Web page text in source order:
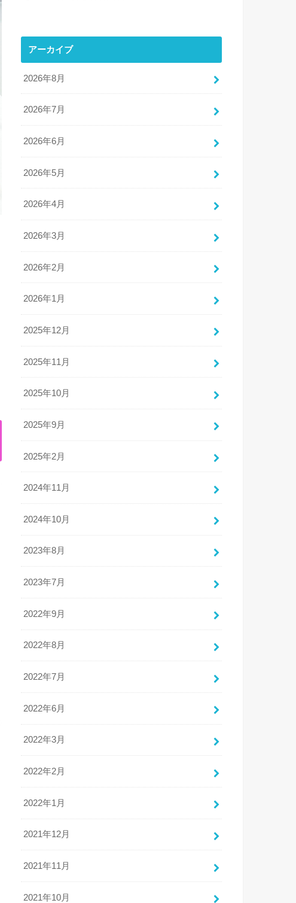
アーカイブ
2026年8月
2026年7月
2026年6月
2026年5月
2026年4月
2026年3月
2026年2月
2026年1月
2025年12月
2025年11月
2025年10月
2025年9月
2025年2月
2024年11月
2024年10月
2023年8月
2023年7月
2022年9月
2022年8月
2022年7月
2022年6月
2022年3月
2022年2月
2022年1月
2021年12月
2021年11月
2021年10月